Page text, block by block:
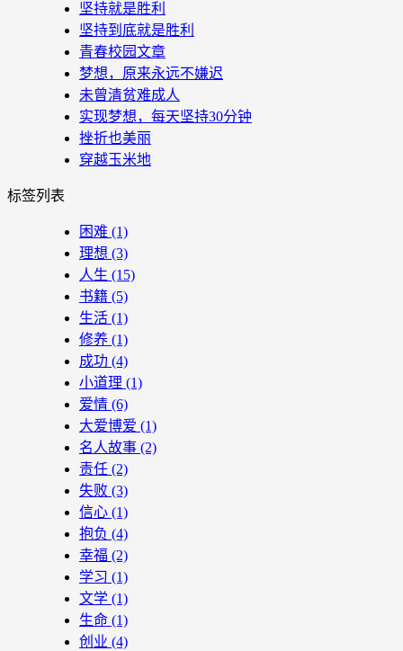
坚持就是胜利
坚持到底就是胜利
青春校园文章
梦想，原来永远不嫌迟
未曾清贫难成人
实现梦想，每天坚持30分钟
挫折也美丽
穿越玉米地
标签列表
困难 (1)
理想 (3)
人生 (15)
书籍 (5)
生活 (1)
修养 (1)
成功 (4)
小道理 (1)
爱情 (6)
大爱博爱 (1)
名人故事 (2)
责任 (2)
失败 (3)
信心 (1)
抱负 (4)
幸福 (2)
学习 (1)
文学 (1)
生命 (1)
创业 (4)